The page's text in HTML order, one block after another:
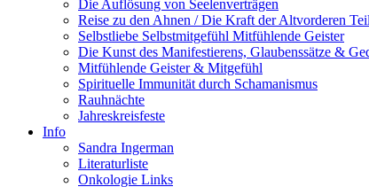
Die Auflösung von Seelenverträgen
Reise zu den Ahnen / Die Kraft der Altvorderen
Selbstliebe Selbstmitgefühl Mitfühlende Geister
Die Kunst des Manifestierens, Glaubenssätze &
Mitfühlende Geister & Mitgefühl
Spirituelle Immunität durch Schamanismus
Rauhnächte
Jahreskreisfeste
Info
Sandra Ingerman
Literaturliste
Onkologie Links